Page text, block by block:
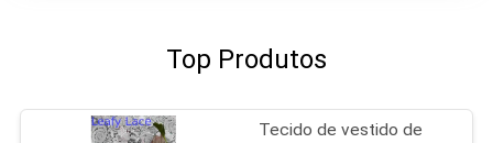
Top Produtos
Tecido de vestido de